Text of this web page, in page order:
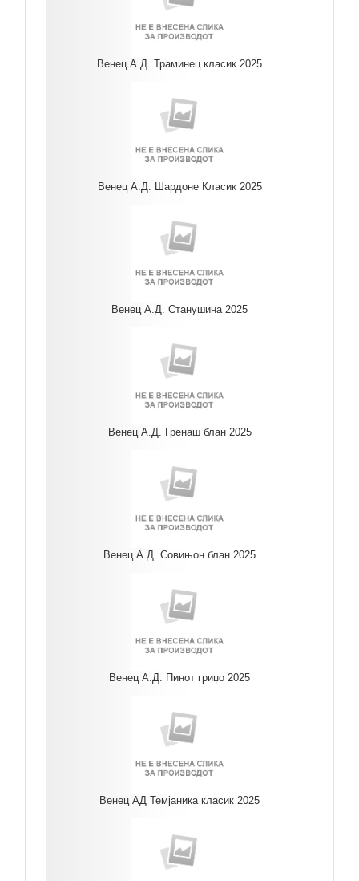
Венец А.Д. Траминец класик 2025
Венец А.Д. Шардоне Класик 2025
Венец А.Д. Станушина 2025
Венец А.Д. Гренаш блан 2025
Венец А.Д. Совињон блан 2025
Венец А.Д. Пинот гриџо 2025
Венец АД Темјаника класик 2025